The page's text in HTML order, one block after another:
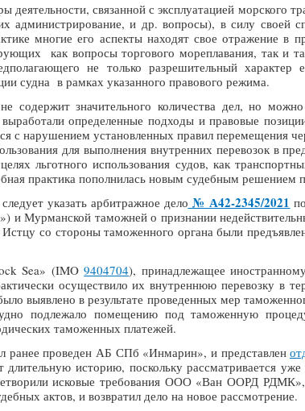
связанной с эксплуатацией морского
администрирование, и др. вопросы), в силу своей
многие его аспекты находят свое отражение в
как вопросы торгового мореплавания, так и
не только разрешительный
судна в рамках указанного правового режима.
содержит значительного количества дел, но
определенные подходы и правовые
с нарушением установленных правил перемещения
для выполнения внутренних перевозок в
льготного использования судов, как
практика пополнилась новым судебным решением
указать арбитражное дело № А42-2345/2021
Мурманской таможней о признании
со стороны таможенного органа были
Sea» (IMO9404704), принадлежащее
осуществило их внутреннюю перевозку в
выявлено в результате проведенных мер
подлежало помещению под таможенную
таможенных платежей.
ранее проведен АБ СПб «Инмарин», и представлен
историю, поскольку рассматривается
исковые требования ООО «Ван ООРД РДМК»,
актов, и возвратил дело на новое рассмотрение.